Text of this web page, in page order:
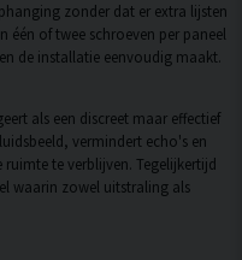
zonder dat er extra lijsten
één of twee schroeven per paneel
de installatie eenvoudig maakt.
als een discreet maar effectief
vermindert echo's en
te verblijven. Tegelijkertijd
waarin zowel uitstraling als